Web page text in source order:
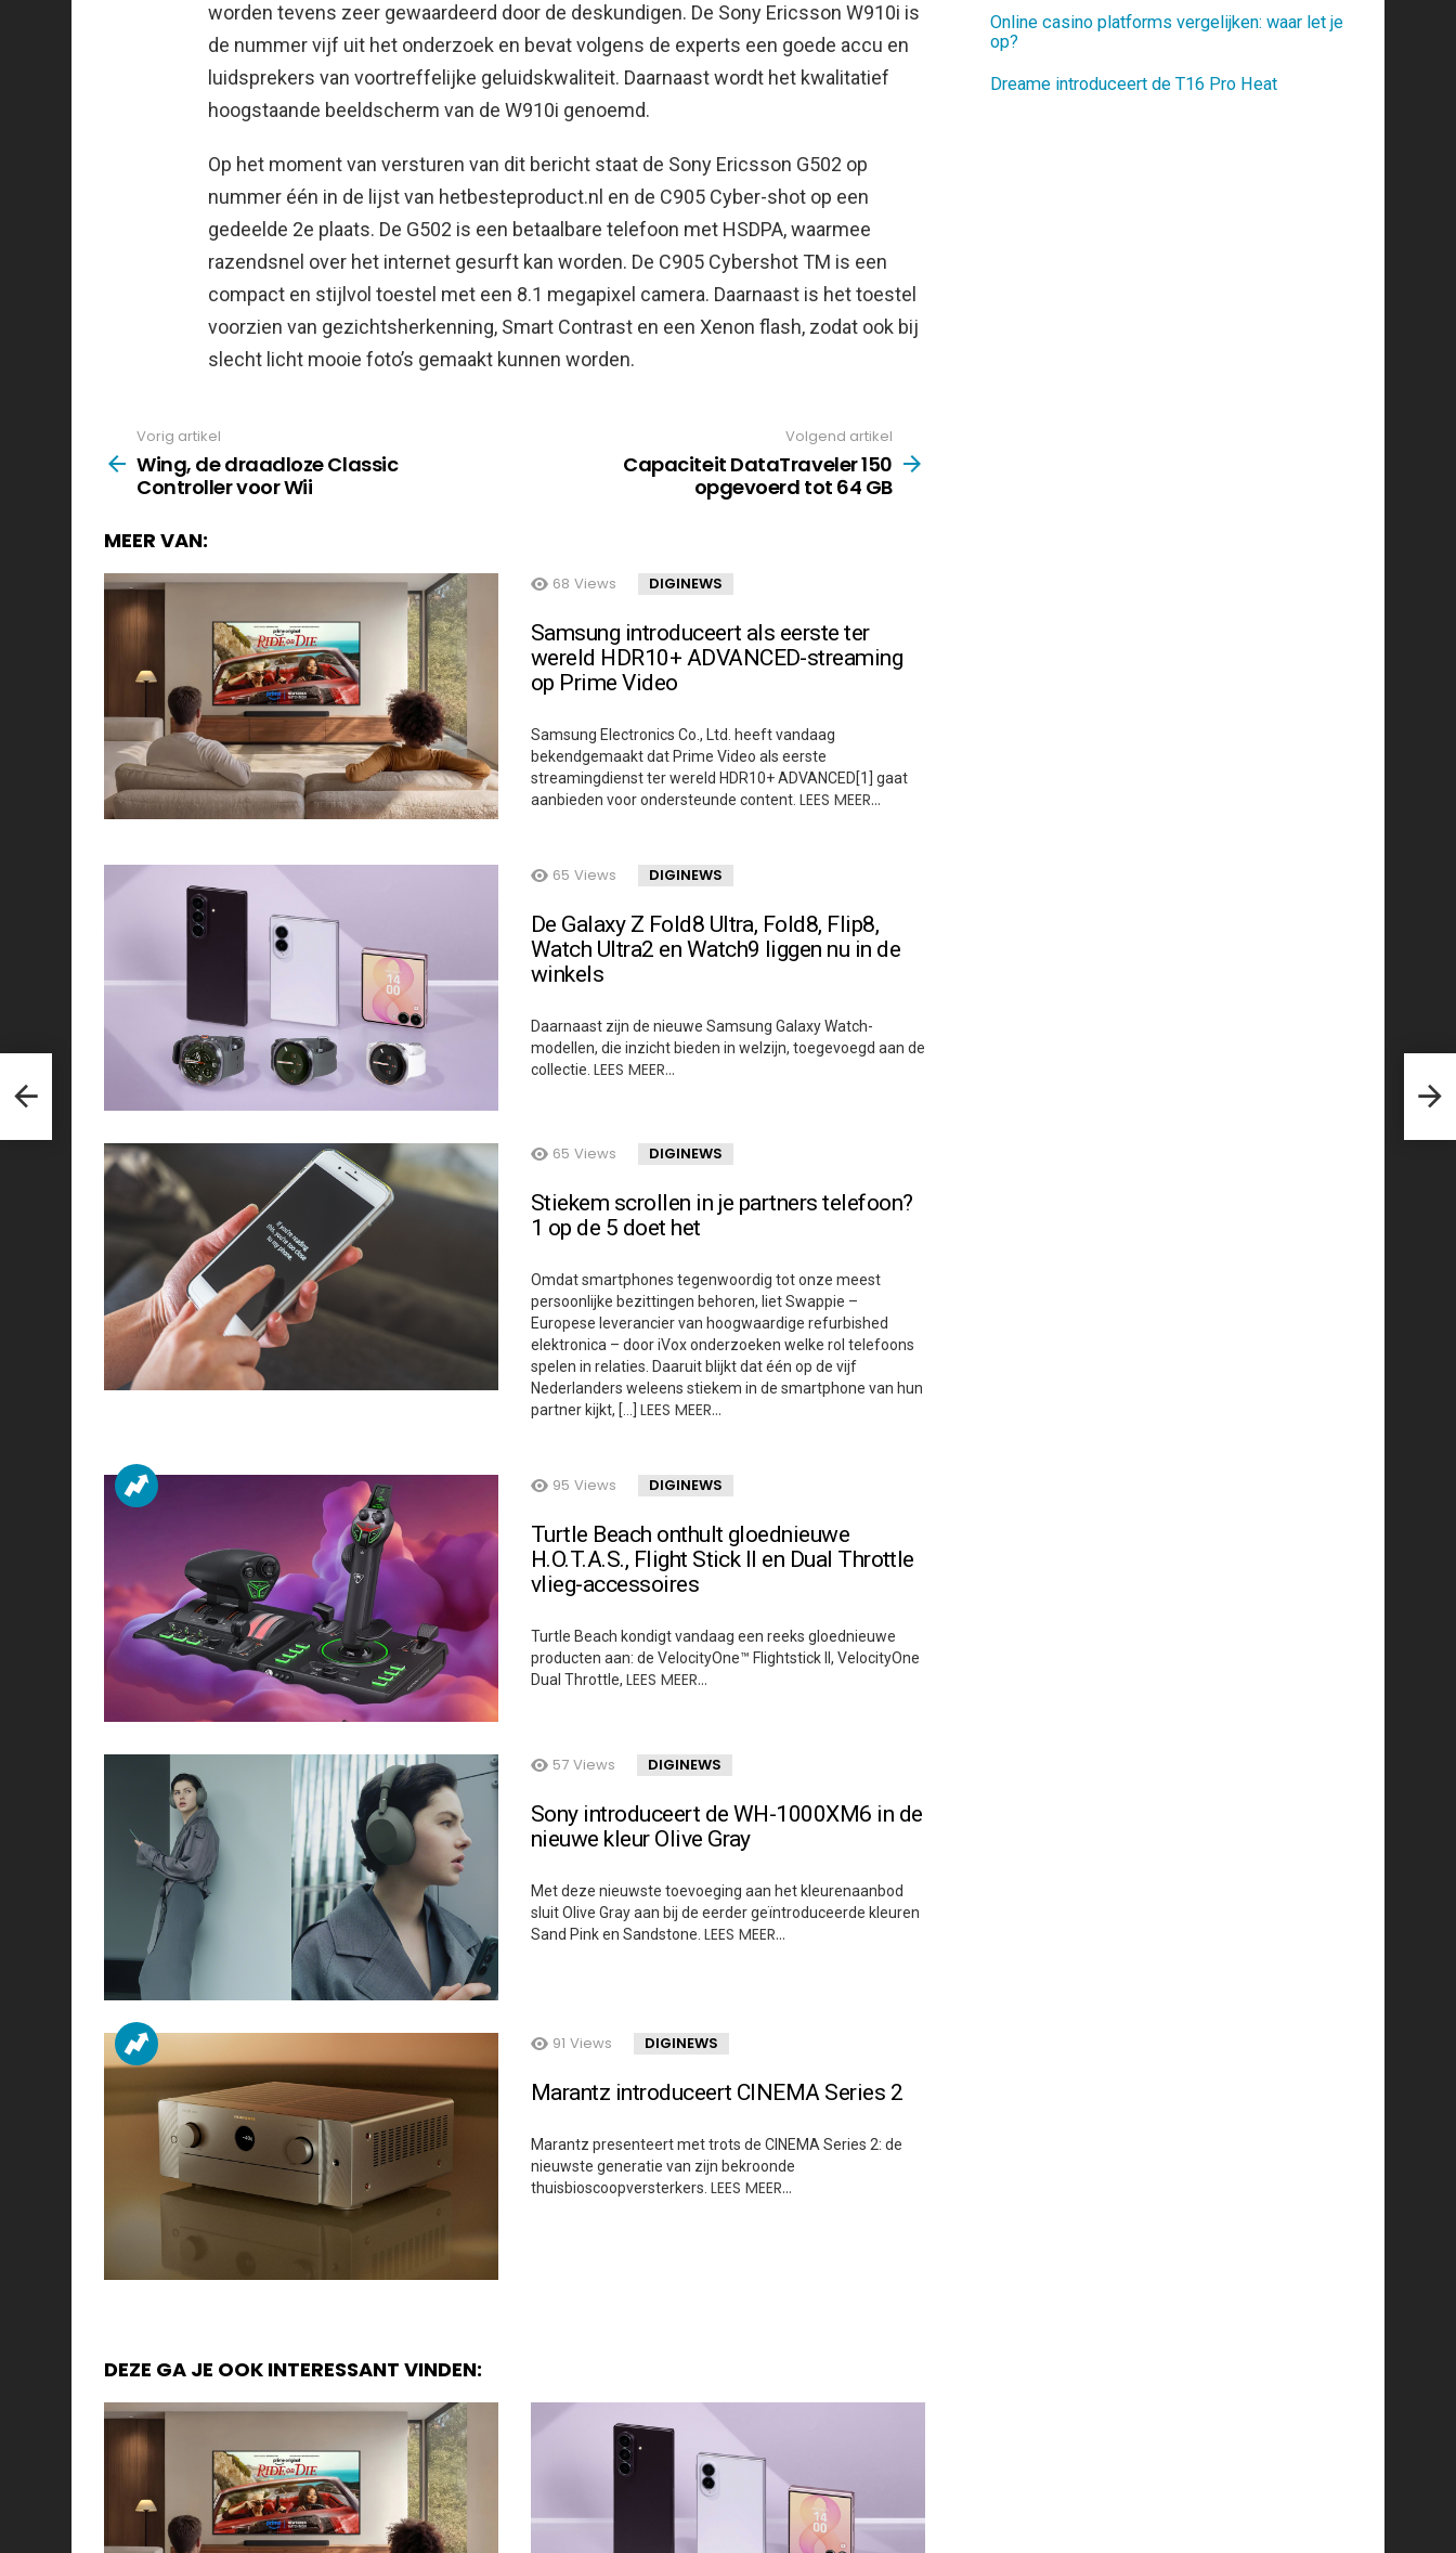
worden tevens zeer gewaardeerd door de deskundigen. De Sony Ericsson W910i is
de nummer vijf uit het onderzoek en bevat volgens de experts een goede accu en
luidsprekers van voortreffelijke geluidskwaliteit. Daarnaast wordt het kwalitatief
hoogstaande beeldscherm van de W910i genoemd.
Op het moment van versturen van dit bericht staat de Sony Ericsson G502 op
nummer één in de lijst van hetbesteproduct.nl en de C905 Cyber-shot op een
gedeelde 2e plaats. De G502 is een betaalbare telefoon met HSDPA, waarmee
razendsnel over het internet gesurft kan worden. De C905 Cybershot TM is een
compact en stijlvol toestel met een 8.1 megapixel camera. Daarnaast is het toestel
voorzien van gezichtsherkenning, Smart Contrast en een Xenon flash, zodat ook bij
slecht licht mooie foto’s gemaakt kunnen worden.
more
Vorig artikel
Wing, de draadloze Classic
Controller voor Wii
Volgend artikel
Capaciteit DataTraveler 150
opgevoerd tot 64 GB
MEER VAN:
68 Views DIGINEWS
Samsung introduceert als eerste ter
wereld HDR10+ ADVANCED-streaming
op Prime Video
Samsung Electronics Co., Ltd. heeft vandaag
bekendgemaakt dat Prime Video als eerste
streamingdienst ter wereld HDR10+ ADVANCED[1] gaat
aanbieden voor ondersteunde content. LEES MEER…
65 Views DIGINEWS
De Galaxy Z Fold8 Ultra, Fold8, Flip8,
Watch Ultra2 en Watch9 liggen nu in de
winkels
Daarnaast zijn de nieuwe Samsung Galaxy Watch-
modellen, die inzicht bieden in welzijn, toegevoegd aan de
collectie. LEES MEER…
65 Views DIGINEWS
Stiekem scrollen in je partners telefoon?
1 op de 5 doet het
Omdat smartphones tegenwoordig tot onze meest
persoonlijke bezittingen behoren, liet Swappie –
Europese leverancier van hoogwaardige refurbished
elektronica – door iVox onderzoeken welke rol telefoons
spelen in relaties. Daaruit blijkt dat één op de vijf
Nederlanders weleens stiekem in de smartphone van hun
partner kijkt, […] LEES MEER…
95 Views DIGINEWS
Turtle Beach onthult gloednieuwe
H.O.T.A.S., Flight Stick II en Dual Throttle
vlieg-accessoires
Turtle Beach kondigt vandaag een reeks gloednieuwe
producten aan: de VelocityOne™ Flightstick II, VelocityOne
Dual Throttle, LEES MEER…
57 Views DIGINEWS
Sony introduceert de WH-1000XM6 in de
nieuwe kleur Olive Gray
Met deze nieuwste toevoeging aan het kleurenaanbod
sluit Olive Gray aan bij de eerder geïntroduceerde kleuren
Sand Pink en Sandstone. LEES MEER…
91 Views DIGINEWS
Marantz introduceert CINEMA Series 2
Marantz presenteert met trots de CINEMA Series 2: de
nieuwste generatie van zijn bekroonde
thuisbioscoopversterkers. LEES MEER…
DEZE GA JE OOK INTERESSANT VINDEN:
Online casino platforms vergelijken: waar let je
op?
Dreame introduceert de T16 Pro Heat